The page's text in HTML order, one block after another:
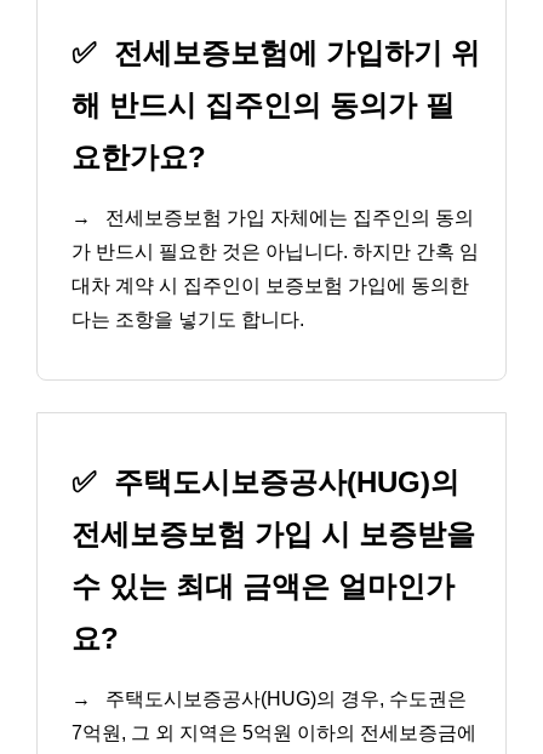
✅ 전세보증보험에 가입하기 위
해 반드시 집주인의 동의가 필
요한가요?
→
전세보증보험 가입 자체에는 집주인의 동의
가 반드시 필요한 것은 아닙니다. 하지만 간혹 임
대차 계약 시 집주인이 보증보험 가입에 동의한
다는 조항을 넣기도 합니다.
✅ 주택도시보증공사(HUG)의
전세보증보험 가입 시 보증받을
수 있는 최대 금액은 얼마인가
요?
→
주택도시보증공사(HUG)의 경우, 수도권은
7억원, 그 외 지역은 5억원 이하의 전세보증금에